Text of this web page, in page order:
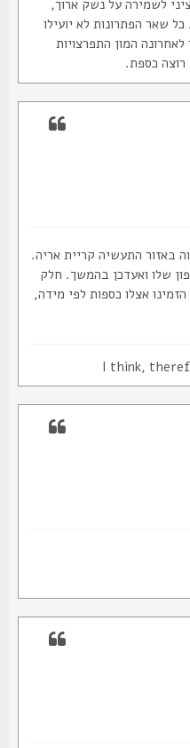
על נשק ארוך,
הפתרונות לא יועילו
המון התפרצויות
כספת.
התעשיה קריית אריה.
ואעדכן בהמשך. חלק
אצלו כספות לפי מידה,
I think,